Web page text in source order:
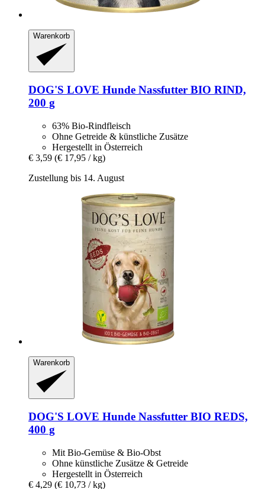
Warenkorb
DOG'S LOVE Hunde Nassfutter BIO RIND,
200 g
63% Bio-Rindfleisch
Ohne Getreide & künstliche Zusätze
Hergestellt in Österreich
€ 3,59 (€ 17,95 / kg)
Zustellung bis 14. August
Warenkorb
DOG'S LOVE Hunde Nassfutter BIO REDS,
400 g
Mit Bio-Gemüse & Bio-Obst
Ohne künstliche Zusätze & Getreide
Hergestellt in Österreich
€ 4,29 (€ 10,73 / kg)